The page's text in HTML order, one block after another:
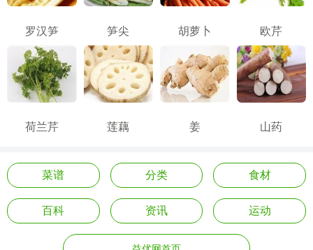
罗汉笋 笋尖 胡萝卜 欧芹
荷兰芹 莲藕 姜 山药
菜谱 分类 食材
百科 资讯 运动